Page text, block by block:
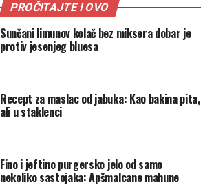
PROČITAJTE I OVO
Sunčani limunov kolač bez miksera dobar je
protiv jesenjeg bluesa
Recept za maslac od jabuka: Kao bakina pita,
ali u staklenci
Fino i jeftino purgersko jelo od samo
nekoliko sastojaka: Apšmalcane mahune